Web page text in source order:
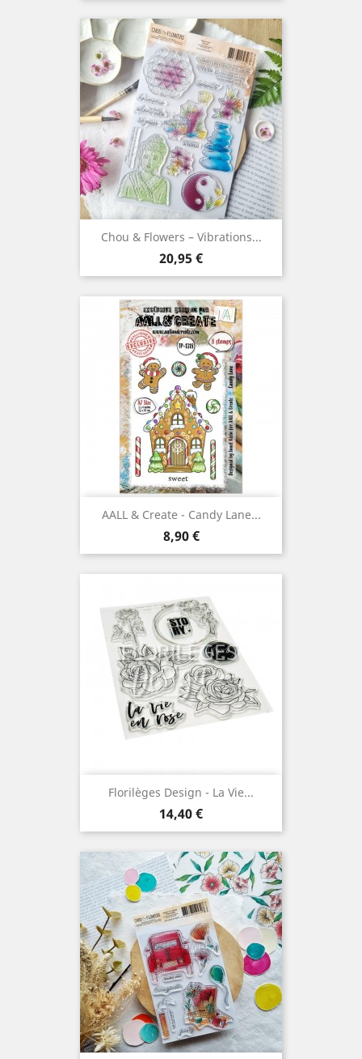
Chou & Flowers – Vibrations...
Prix
20,95 €
AALL & Create - Candy Lane...
Prix
8,90 €
Florilèges Design - La Vie...
Prix
14,40 €